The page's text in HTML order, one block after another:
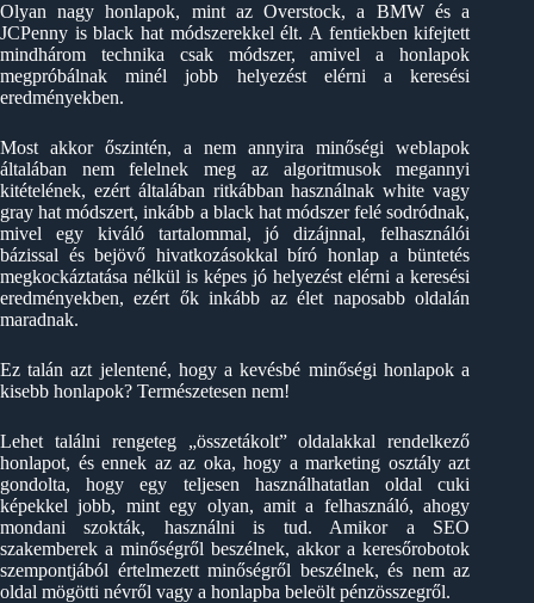
Olyan nagy honlapok, mint az Overstock, a BMW és a
JCPenny is black hat módszerekkel élt. A fentiekben kifejtett
mindhárom technika csak módszer, amivel a honlapok
megpróbálnak minél jobb helyezést elérni a keresési
eredményekben.
Most akkor őszintén, a nem annyira minőségi weblapok
általában nem felelnek meg az algoritmusok megannyi
kitételének, ezért általában ritkábban használnak white vagy
gray hat módszert, inkább a black hat módszer felé sodródnak,
mivel egy kiváló tartalommal, jó dizájnnal, felhasználói
bázissal és bejövő hivatkozásokkal bíró honlap a büntetés
megkockáztatása nélkül is képes jó helyezést elérni a keresési
eredményekben, ezért ők inkább az élet naposabb oldalán
maradnak.
Ez talán azt jelentené, hogy a kevésbé minőségi honlapok a
kisebb honlapok? Természetesen nem!
Lehet találni rengeteg „összetákolt” oldalakkal rendelkező
honlapot, és ennek az az oka, hogy a marketing osztály azt
gondolta, hogy egy teljesen használhatatlan oldal cuki
képekkel jobb, mint egy olyan, amit a felhasználó, ahogy
mondani szokták, használni is tud. Amikor a SEO
szakemberek a minőségről beszélnek, akkor a keresőrobotok
szempontjából értelmezett minőségről beszélnek, és nem az
oldal mögötti névről vagy a honlapba beleölt pénzösszegről.